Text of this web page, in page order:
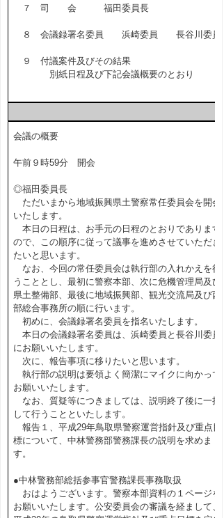
７ 司 会 福田委員長
８ 会議録署名委員 浜崎委員 長谷川委員
９ 付議案件及びその結果
別紙日程及び下記会議概要のとおり
会議の概要
午前９時59分 開会
◎福田委員長
ただいまから地域振興県土警察常任委員会を開会
いたします。
本日の日程は、お手元の日程のとおりであります
ので、この順序に従って議事を進めさせていただき
たいと思います。
なお、今回の常任委員会は執行部の入れかえを行
うこととし、最初に警察本部、次に危機管理局及び
県土整備部、最後に地域振興部、観光交流局及び西
部総合事務所の順に行います。
初めに、会議録署名委員を指名いたします。
本日の会議録署名委員は、浜崎委員と長谷川委員
にお願いいたします。
次に、報告事項に移りたいと思います。
執行部の説明は要領よく簡潔にマイクに向かって
お願いいたします。
なお、質疑等につきましては、説明終了後に一括
して行うことといたします。
報告１、平成29年鳥取県警察運営指針及び重点目
標について、中林警務部警務課長の説明を求めま
す。
●中林警務部総括参事官警務課長事務取扱
おはようございます。警察本部資料の１ページを
お願いいたします。公安委員会の審議を経まして、